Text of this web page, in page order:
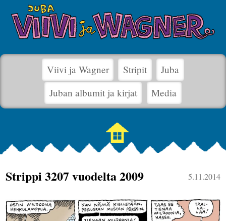
Viivi ja Wagner Stripit
Juba
Juban albumit ja kirjat
Media
5.11.2014
Strippi 3207 vuodelta 2009